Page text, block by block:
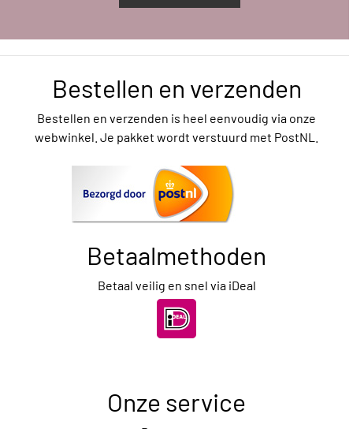
Bestellen en verzenden
Bestellen en verzenden is heel eenvoudig via onze
webwinkel. Je pakket wordt verstuurd met PostNL.
Betaalmethoden
Betaal veilig en snel via iDeal
Onze service